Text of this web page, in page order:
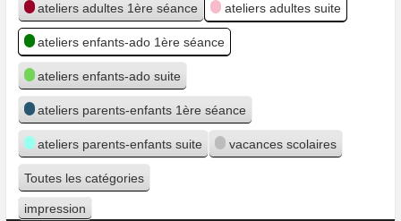
ateliers adultes 1ère séance ateliers adultes suite
ateliers enfants-ado 1ère séance
ateliers enfants-ado suite
ateliers parents-enfants 1ère séance
ateliers parents-enfants suite vacances scolaires
Toutes les catégories
Vue
impression